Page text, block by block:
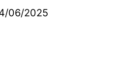
06/2025